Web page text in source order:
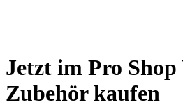
Jetzt im Pro Shop
Zubehörkaufen